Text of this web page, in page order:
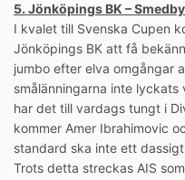
5. Jönköpings BK –
I kvalet till Svenska Cupen
Jönköpings BK att få
jumbo efter elva omgångar
smålänningarna inte lyckats
har det till vardags tungt i
kommer Amer Ibrahimovic
standard ska inte ett
Trots detta streckas AIS